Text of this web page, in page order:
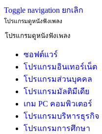
Toggle navigation ยกเลิก
โปรแกรมดูหนังฟังเพลง
ซอฟต์แวร์
โปรแกรมอินเทอร์เน็ต
โปรแกรมส่วนบุคคล
โปรแกรมมัลติมีเดีย
เกม PC คอมพิวเตอร์
โปรแกรมบริหารธุรกิจ
โปรแกรมการศึกษา